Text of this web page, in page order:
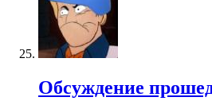
Обсуждение